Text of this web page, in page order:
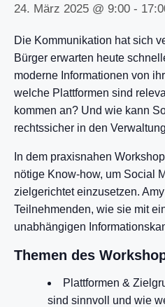
24. März 2025 @ 9:00 -
Die Kommunikation hat sich
Bürger erwarten heute
moderne Informationen von
welche Plattformen sind
kommen an? Und wie kann
rechtssicher in den
In dem praxisnahen
nötige Know-how, um Social
zielgerichtet einzusetzen.
Teilnehmenden, wie sie mit
unabhängigen
Themen des
Plattformen &
sind sinnvoll und wie